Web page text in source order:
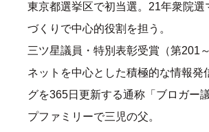
東京都選挙区で初当選。21年衆院選
づくりで中心的役割を担う。
三ツ星議員・特別表彰受賞（第201
ネットを中心とした積極的な情報発
グを365日更新する通称「ブロガー
プファミリーで三児の父。